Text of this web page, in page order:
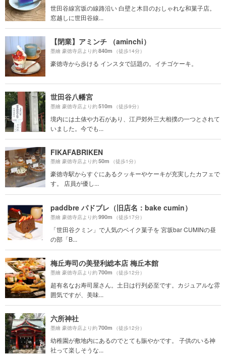
世田谷線宮坂の線路沿い 白壁と木目のおしゃれな和菓子店。
窓越しに世田谷線...
【閉業】アミンチ （aminchi）
墨繪 豪徳寺店より約840m （徒歩14分）
豪徳寺から歩ける インスタで話題の。イチゴケーキ。
世田谷八幡宮
墨繪 豪徳寺店より約510m （徒歩9分）
境内には土俵や力石があり、江戸郊外三大相撲の一つとされて
いました。今でも...
FIKAFABRIKEN
墨繪 豪徳寺店より約50m （徒歩1分）
豪徳寺駅からすぐにあるクッキーやケーキが充実したカフェで
す。 店員が優し...
paddbre パドブレ（旧店名：bake cumin）
墨繪 豪徳寺店より約990m （徒歩17分）
「世田谷クミン」で人気のベイク菓子を 宮坂bar CUMINの昼
の部「B...
梅丘寿司の美登利総本店 梅丘本館
墨繪 豪徳寺店より約700m （徒歩12分）
超有名なお寿司屋さん。土日は行列必至です。カジュアルな雰
囲気ですが、美味...
六所神社
墨繪 豪徳寺店より約700m （徒歩12分）
幼稚園が敷地内にあるのでとても賑やかです。 子供のいる神
社って楽しそうな...